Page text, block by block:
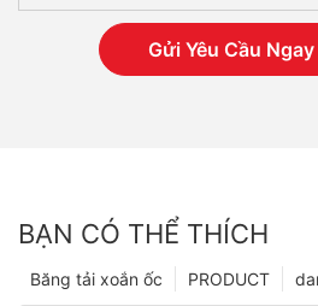
Gửi Yêu Cầu
BẠN CÓ THỂ THÍCH
PRODUCT
Băng tải xoắn ốc